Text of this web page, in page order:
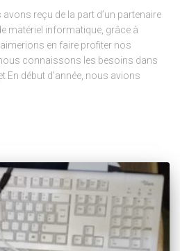
reçu de la part d’un partenaire
matériel informatique, grâce à
en faire profiter nos
connaissons les besoins dans
En début d’année, nous avions